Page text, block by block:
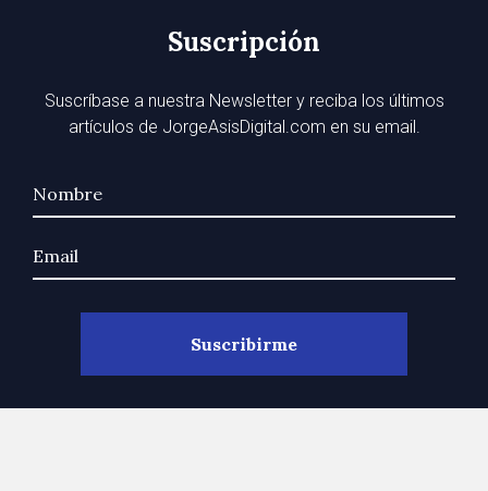
Suscripción
Suscríbase a nuestra Newsletter y reciba los últimos
artículos de JorgeAsisDigital.com en su email.